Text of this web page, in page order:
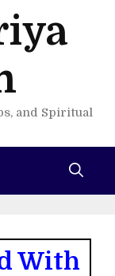
and Spiritual
With